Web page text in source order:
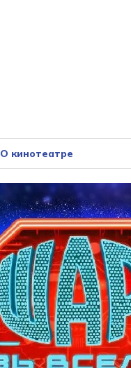
О кинотеатре